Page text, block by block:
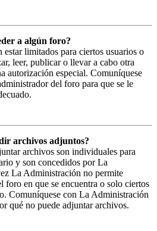
a algún foro?
limitados para ciertos usuarios o
leer, publicar o llevar a cabo otra
autorización especial. Comuníquese
del foro para que se le
archivos adjuntos?
archivos son individuales para
y son concedidos por La
La Administración no permite
foro en que se encuentra o solo ciertos
Comuníquese con La Administración
qué no puede adjuntar archivos.